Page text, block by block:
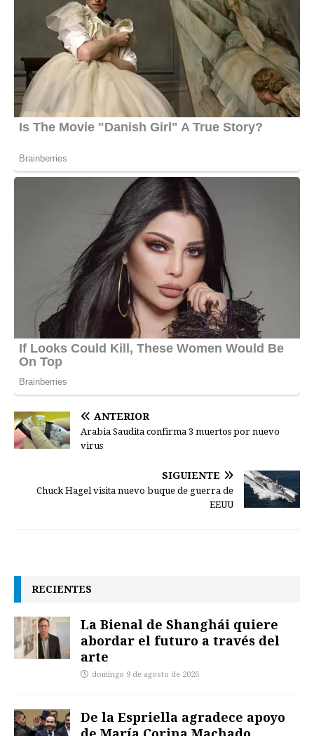
ANTERIOR
Arabia Saudita confirma 3 muertos por nuevo
virus
SIGUIENTE
Chuck Hagel visita nuevo buque de guerra de
EEUU
RECIENTES
La Bienal de Shanghái quiere
abordar el futuro a través del
arte
domingo 9 de agosto de 2026
De la Espriella agradece apoyo